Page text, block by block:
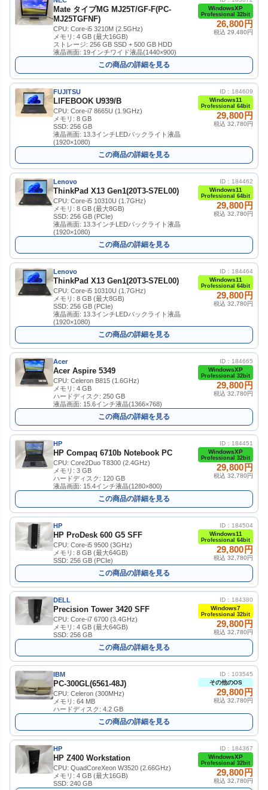
Mate タイプMG MJ25T/GF-F(PC-
MJ25TGFNF)
CPU: Core-i5 3210M (2.5GHz)
メモリ: 4 GB (最大16GB)
ストレージ: 256 GB SSD + 500 GB HDD
液晶画面: 19インチワイド液晶(1440×900)
WindowsXP
Professional 32bit
26,800円
税込 29,480円
この商品の詳細を見る
FUJITSU
LIFEBOOK U939/B
CPU: Core-i7 8665U (1.9GHz)
メモリ: 8 GB
SSD: 256 GB
液晶画面: 13.3インチLEDバックライト液晶
(1920×1080)
ID：184609
Windows11
Professional 64bit
29,800円
税込 32,780円
この商品の詳細を見る
Lenovo
ThinkPad X13 Gen1(20T3-S7EL00)
CPU: Core-i5 10310U (1.7GHz)
メモリ: 8 GB (最大8GB)
SSD: 256 GB (PCIe)
液晶画面: 13.3インチLEDバックライト液晶
(1920×1080)
ID：184462
Windows11
Professional 64bit
29,800円
税込 32,780円
この商品の詳細を見る
Lenovo
ThinkPad X13 Gen1(20T3-S7EL00)
CPU: Core-i5 10310U (1.7GHz)
メモリ: 8 GB (最大8GB)
SSD: 256 GB (PCIe)
液晶画面: 13.3インチLEDバックライト液晶
(1920×1080)
ID：184464
Windows11
Professional 64bit
29,800円
税込 32,780円
この商品の詳細を見る
Acer
Acer Aspire 5349
CPU: Celeron B815 (1.6GHz)
メモリ: 4 GB
ハードディスク: 250 GB
液晶画面: 15.6インチ液晶(1366×768)
ID：184665
WindowsXP
Professional 32bit
29,800円
税込 32,780円
この商品の詳細を見る
HP
HP Compaq 6710b Notebook PC
CPU: Core2Duo T8300 (2.4GHz)
メモリ: 3 GB
ハードディスク: 120 GB
液晶画面: 15.4インチ液晶(1280×800)
ID：184451
WindowsXP
Professional 32bit
29,800円
税込 32,780円
この商品の詳細を見る
HP
HP ProDesk 600 G5 SFF
CPU: Core-i5 9500 (3GHz)
メモリ: 8 GB (最大64GB)
SSD: 256 GB (PCIe)
ID：184504
Windows11
Professional 64bit
29,800円
税込 32,780円
この商品の詳細を見る
DELL
Precision Tower 3420 SFF
CPU: Core-i7 6700 (3.4GHz)
メモリ: 4 GB (最大64GB)
SSD: 256 GB
ID：184380
Windows7
Professional 32bit
29,800円
税込 32,780円
この商品の詳細を見る
IBM
PC-300GL(6561-48J)
CPU: Celeron (300MHz)
メモリ: 64 MB
ハードディスク: 4.2 GB
ID：103545
その他のOS
29,800円
税込 32,780円
この商品の詳細を見る
HP
HP Z400 Workstation
CPU: QuadCoreXeon W3520 (2.66GHz)
メモリ: 4 GB (最大16GB)
SSD: 240 GB
ID：184367
WindowsXP
Professional 32bit
29,800円
税込 32,780円